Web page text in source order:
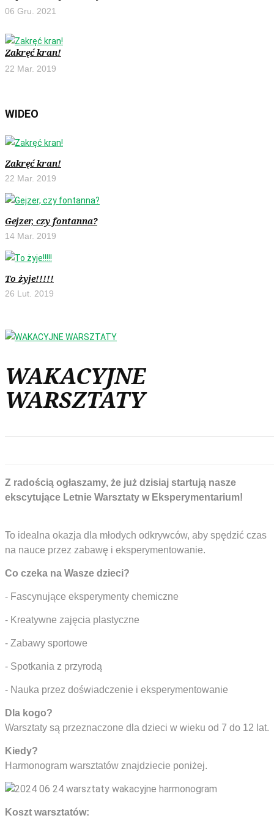
06 Gru. 2021
Zakręć kran!
22 Mar. 2019
WIDEO
Zakręć kran!
22 Mar. 2019
Gejzer, czy fontanna?
14 Mar. 2019
To żyje!!!!!
26 Lut. 2019
WAKACYJNE
WARSZTATY
Z radością ogłaszamy, że już dzisiaj startują nasze
ekscytujące Letnie Warsztaty w Eksperymentarium!
To idealna okazja dla młodych odkrywców, aby spędzić czas
na nauce przez zabawę i eksperymentowanie.
Co czeka na Wasze dzieci?
- Fascynujące eksperymenty chemiczne
- Kreatywne zajęcia plastyczne
- Zabawy sportowe
- Spotkania z przyrodą
- Nauka przez doświadczenie i eksperymentowanie
Dla kogo?
Warsztaty są przeznaczone dla dzieci w wieku od 7 do 12 lat.
Kiedy?
Harmonogram warsztatów znajdziecie poniżej.
Koszt warsztatów: